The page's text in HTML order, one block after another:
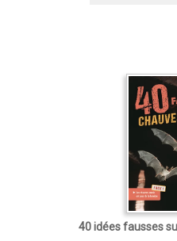
40 idées fausses